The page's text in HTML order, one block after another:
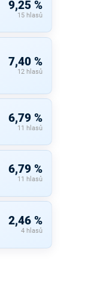
9,25 %
15 hlasů
7,40 %
12 hlasů
6,79 %
11 hlasů
6,79 %
11 hlasů
2,46 %
4 hlasů